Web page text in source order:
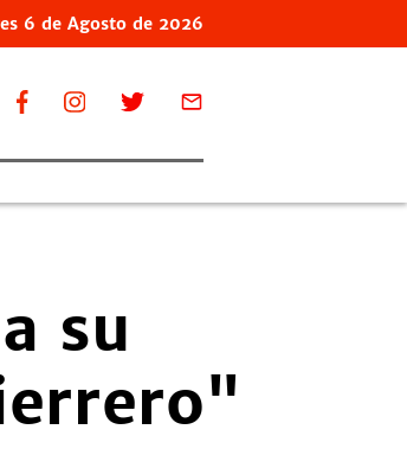
6 de Agosto de 2026
su